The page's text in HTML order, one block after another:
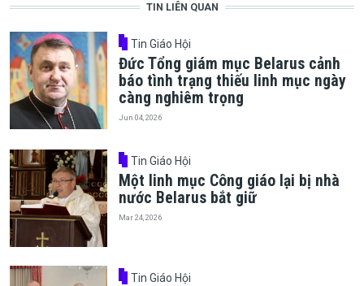
TIN LIÊN QUAN
Tin Giáo Hội
Đức Tổng giám mục Belarus cảnh
báo tình trạng thiếu linh mục ngày
càng nghiêm trọng
Jun 04, 2026
Tin Giáo Hội
Một linh mục Công giáo lại bị nhà
nước Belarus bắt giữ
Mar 24, 2026
Tin Giáo Hội